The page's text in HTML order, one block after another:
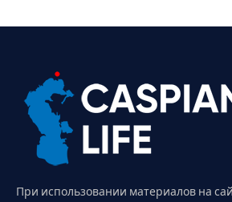
При использовании материалов на